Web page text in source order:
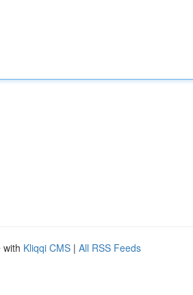
with Kliqqi CMS | All RSS Feeds